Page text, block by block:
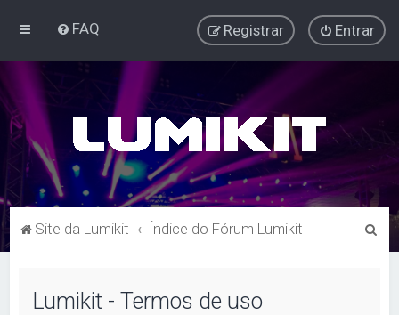
FAQ Entrar
Registrar
Site da Lumikit Índice do Fórum Lumikit
Lumikit - Termos de uso